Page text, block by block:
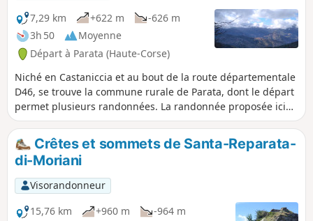
randonnée très agréable, surtout en période estivale.
7,29 km
+622 m
-626 m
3h 50
Moyenne
Départ à Parata (Haute-Corse)
Niché en Castaniccia et au bout de la route départementale
D46, se trouve la commune rurale de Parata, dont le départ
permet plusieurs randonnées. La randonnée proposée ici
monte sur les crêtes en passant par la Chapelle San
Bartolomeu. Le point de vue de part et d'autre de la crête
que l'on longe, offre à la fois une vue sur la mer
Tyrrhénienne et sur la Castaniccia et ses villages.
Crêtes et sommets de Santa-Reparata-
di-Moriani
Visorandonneur
15,76 km
+960 m
-964 m